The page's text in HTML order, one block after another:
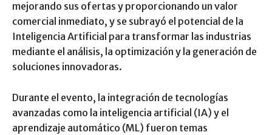
mejorando sus ofertas y proporcionando un valor
comercial inmediato, y se subrayó el potencial de la
Inteligencia Artificial para transformar las industrias
mediante el análisis, la optimización y la generación de
soluciones innovadoras.
Durante el evento, la integración de tecnologías
avanzadas como la inteligencia artificial (IA) y el
aprendizaje automático (ML) fueron temas